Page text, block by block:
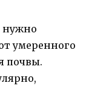
нужно
умеренного
почвы.